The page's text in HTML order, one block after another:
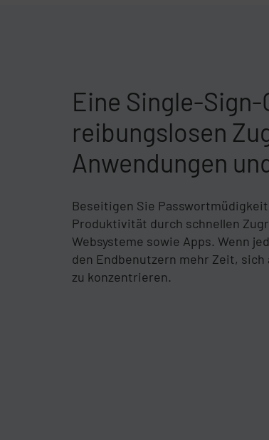
Eine Single-
reibungslosen
Anwendungen
Beseitigen Sie
Produktivität durch schnellen
Websysteme sowie Apps. Wenn
den Endbenutzern mehr Zeit,
zu konzentrieren.